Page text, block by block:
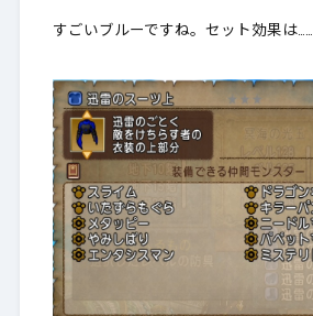
すごいブルーですね。セット効果は……